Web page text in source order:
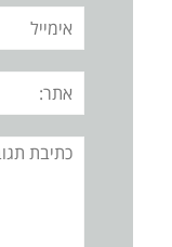
אימייל
אתר:
תגובה